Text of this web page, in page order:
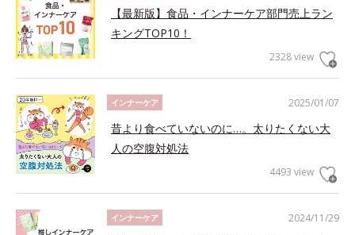
【最新版】食品・インナーケア部門売上ラン
キングTOP10！
2328 view
2025/01/07
インナーケア
昔より食べていないのに…。太りたくない大
人の空腹対処法
4493 view
2024/11/29
インナーケア